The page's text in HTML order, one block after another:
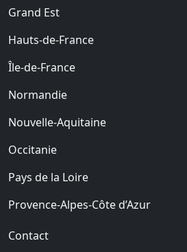
Grand Est
Hauts-de-France
Île-de-France
Normandie
Nouvelle-Aquitaine
Occitanie
Pays de la Loire
Provence-Alpes-Côte d’Azur
Contact